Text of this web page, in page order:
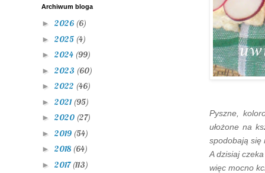
Pyszne,
ułożone na
spodobają się
A dzisiaj
więc mocno
Archiwum bloga
► 2026 (6)
► 2025 (4)
► 2024 (99)
► 2023 (60)
► 2022 (46)
► 2021 (95)
► 2020 (27)
► 2019 (54)
► 2018 (64)
► 2017(113)